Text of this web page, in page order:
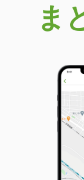
ま